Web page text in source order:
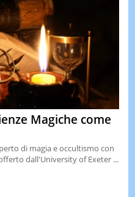
Magiche come
di magia e occultismo con
dall'University of Exeter ...